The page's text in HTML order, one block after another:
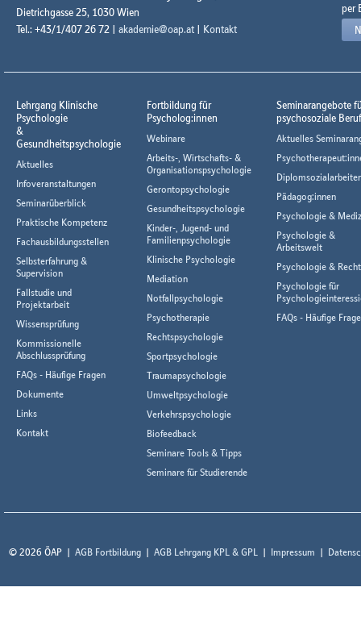
Dietrichgasse 25, 1030 Wien
Tel.: +43/1/407 26 72 | akademie@oap.at | Kontakt
per
Lehrgang Klinische
Psychologie
&
Gesundheitspsychologie
Aktuelles
Infoveranstaltungen
Seminarüberblick
Praktische Kompetenz
Fachausbildungsstellen
Selbsterfahrung &
Supervision
Fallstudie und
Projektarbeit
Wissensprüfung
Kommissionelle
Abschlussprüfung
FAQs - Häufige Fragen
Dokumente
Links
Kontakt
Fortbildung für
Psycholog:innen
Webinare
Arbeits-, Wirtschafts- &
Organisationspsychologie
Gerontopsychologie
Gesundheitspsychologie
Kinder-, Jugend- und
Familienpsychologie
Klinische Psychologie
Mediation
Notfallpsychologie
Psychotherapie
Rechtspsychologie
Sportpsychologie
Traumapsychologie
Umweltpsychologie
Verkehrspsychologie
Biofeedback
Seminare Tools & Tipps
Seminare für Studierende
Seminarangebote
psychosoziale
Aktuelles
Pädagog:innen
Psychologie &
Psychologie &
Arbeitswelt
Psychologie & Recht
Psychologie für
FAQs - Häufige
© 2026 ÖAP AGB Fortbildung AGB Lehrgang KPL & GPL Impressum